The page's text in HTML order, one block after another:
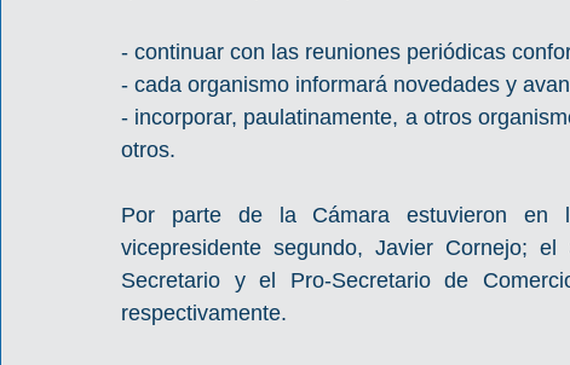
- continuar con las reuniones periódicas
- cada organismo informará novedades y
- incorporar, paulatinamente, a otros
otros.
Por parte de la Cámara estuvieron en
vicepresidente segundo, Javier Cornejo;
Secretario y el Pro-Secretario de
respectivamente.